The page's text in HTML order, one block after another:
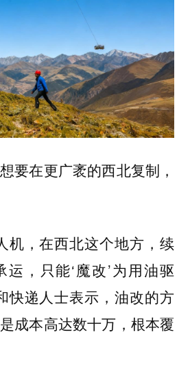
要在更广袤的西北复制，
机，在西北这个地方，续
，只能‘魔改’为用油驱
快递人士表示，油改的方
成本高达数十万，根本覆